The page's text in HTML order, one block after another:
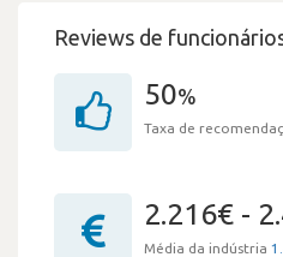
Reviews de
50%
Taxa de
2.216€ -
Média da indústria